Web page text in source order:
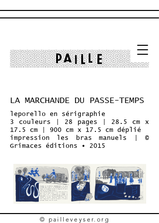
LA MARCHANDE DU PASSE-TEMPS
leporello en sérigraphie
3 couleurs | 28 pages | 28.5 cm x
17.5 cm | 900 cm x 17.5 cm déplié
impression les bras manuels | ©
Grimaces éditions • 2015
© pailleveyser.org